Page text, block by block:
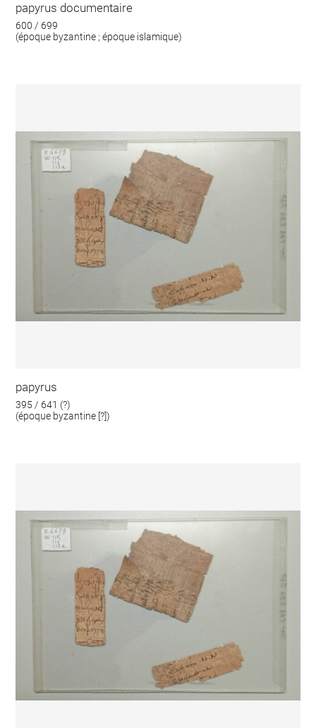
papyrus documentaire
600 / 699
(époque byzantine ; époque islamique)
papyrus
395 / 641 (?)
(époque byzantine [?])